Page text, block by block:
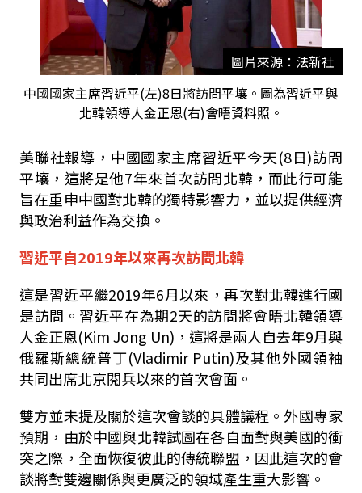
圖片來源：法新社
中國國家主席習近平(左)8日將訪問平壤。圖為習近平與
北韓領導人金正恩(右)會晤資料照。
美聯社報導，中國國家主席習近平今天(8日)訪問
平壤，這將是他7年來首次訪問北韓，而此行可能
旨在重申中國對北韓的獨特影響力，並以提供經濟
與政治利益作為交換。
習近平自2019年以來再次訪問北韓
這是習近平繼2019年6月以來，再次對北韓進行國
是訪問。 習近平在為期2天的訪問將會晤北韓領導
人金正恩(Kim Jong Un)，這將是兩人自去年9月與
俄羅斯總統普丁(Vladimir Putin)及其他外國領袖
共同出席北京閱兵以來的首次會面。
雙方並未提及關於這次會談的具體議程。外國專家
預期，由於中國與北韓試圖在各自面對與美國的衝
突之際，全面恢復彼此的傳統聯盟，因此這次的會
談將對雙邊關係與更廣泛的領域產生重大影響。